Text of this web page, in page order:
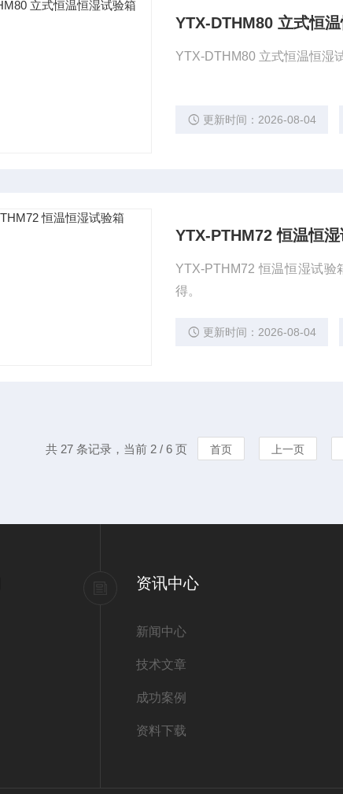
YTX-DTHM80 立式恒
YTX-DTHM80 立式恒温恒湿
更新时间：2026-08-04
YTX-PTHM72 恒温恒
YTX-PTHM72 恒温恒湿试
得。
更新时间：2026-08-04
共 27 条记录，当前 2 / 6 页 首页 上一页
资讯中心
新闻中心
技术文章
成功案例
资料下载